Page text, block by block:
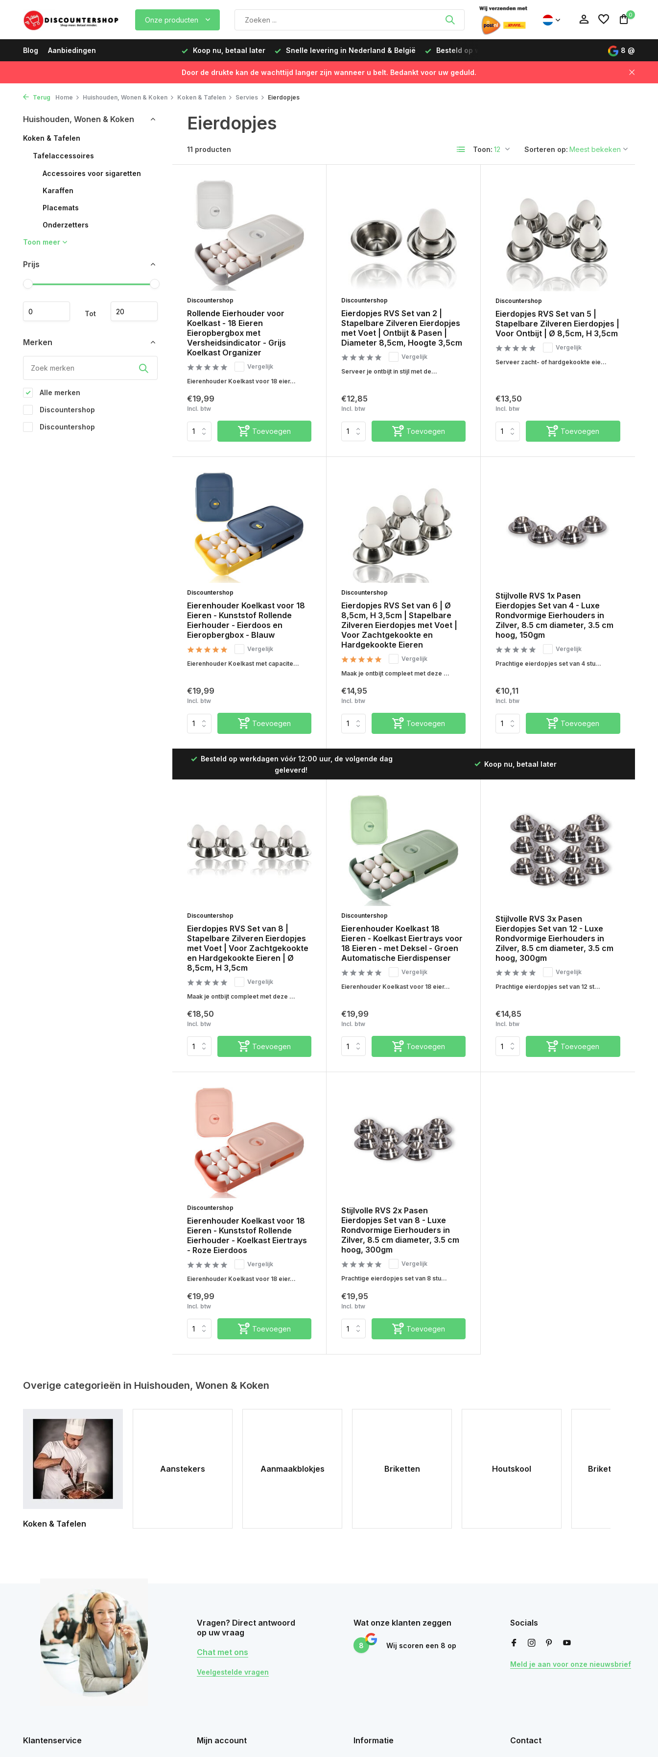
Onze producten
0
Blog Aanbiedingen
vóór 12:00 uur, de volgende dag geleverd! Koop nu, betaal later Snelle levering in Nederland & België Besteld op werkdagen vóór 12:00 uur, de volgende dag
8 @
Door de drukte kan de wachttijd langer zijn wanneer u belt. Bedankt voor uw geduld.
Terug Home Huishouden, Wonen & Koken Koken & Tafelen Servies Eierdopjes
Huishouden, Wonen & Koken
Koken & Tafelen
Tafelaccessoires
Accessoires voor sigaretten
Karaffen
Placemats
Onderzetters
Toon meer
Prijs
Tot
Merken
Alle merken
Discountershop
Discountershop
Eierdopjes
11 producten Toon: Sorteren op:
Discountershop
Rollende Eierhouder voor
Koelkast - 18 Eieren
Eieropbergbox met
Versheidsindicator - Grijs
Koelkast Organizer
Vergelijk
Eierenhouder Koelkast voor 18 eier...
€19,99
Incl. btw
Toevoegen
Discountershop
Eierdopjes RVS Set van 2 |
Stapelbare Zilveren Eierdopjes
met Voet | Ontbijt & Pasen |
Diameter 8,5cm, Hoogte 3,5cm
Vergelijk
Serveer je ontbijt in stijl met de...
€12,85
Incl. btw
Toevoegen
Discountershop
Eierdopjes RVS Set van 5 |
Stapelbare Zilveren Eierdopjes |
Voor Ontbijt | Ø 8,5cm, H 3,5cm
Vergelijk
Serveer zacht- of hardgekookte eie...
€13,50
Incl. btw
Toevoegen
Discountershop
Eierenhouder Koelkast voor 18
Eieren - Kunststof Rollende
Eierhouder - Eierdoos en
Eieropbergbox - Blauw
Vergelijk
Eierenhouder Koelkast met capacite...
€19,99
Incl. btw
Toevoegen
Discountershop
Eierdopjes RVS Set van 6 | Ø
8,5cm, H 3,5cm | Stapelbare
Zilveren Eierdopjes met Voet |
Voor Zachtgekookte en
Hardgekookte Eieren
Vergelijk
Maak je ontbijt compleet met deze ...
€14,95
Incl. btw
Toevoegen
Stijlvolle RVS 1x Pasen
Eierdopjes Set van 4 - Luxe
Rondvormige Eierhouders in
Zilver, 8.5 cm diameter, 3.5 cm
hoog, 150gm
Vergelijk
Prachtige eierdopjes set van 4 stu...
€10,11
Incl. btw
Toevoegen
Besteld op werkdagen vóór 12:00 uur, de volgende dag
geleverd!
Koop nu, betaal later
Discountershop
Eierdopjes RVS Set van 8 |
Stapelbare Zilveren Eierdopjes
met Voet | Voor Zachtgekookte
en Hardgekookte Eieren | Ø
8,5cm, H 3,5cm
Vergelijk
Maak je ontbijt compleet met deze ...
€18,50
Incl. btw
Toevoegen
Discountershop
Eierenhouder Koelkast 18
Eieren - Koelkast Eiertrays voor
18 Eieren - met Deksel - Groen
Automatische Eierdispenser
Vergelijk
Eierenhouder Koelkast voor 18 eier...
€19,99
Incl. btw
Toevoegen
Stijlvolle RVS 3x Pasen
Eierdopjes Set van 12 - Luxe
Rondvormige Eierhouders in
Zilver, 8.5 cm diameter, 3.5 cm
hoog, 300gm
Vergelijk
Prachtige eierdopjes set van 12 st...
€14,85
Incl. btw
Toevoegen
Discountershop
Eierenhouder Koelkast voor 18
Eieren - Kunststof Rollende
Eierhouder - Koelkast Eiertrays
- Roze Eierdoos
Vergelijk
Eierenhouder Koelkast voor 18 eier...
€19,99
Incl. btw
Toevoegen
Stijlvolle RVS 2x Pasen
Eierdopjes Set van 8 - Luxe
Rondvormige Eierhouders in
Zilver, 8.5 cm diameter, 3.5 cm
hoog, 300gm
Vergelijk
Prachtige eierdopjes set van 8 stu...
€19,95
Incl. btw
Toevoegen
Overige categorieën in Huishouden, Wonen & Koken
Koken & Tafelen
Aanstekers Aanmaakblokjes Briketten Houtskool Brikettenstarters
Vragen? Direct antwoord
op uw vraag
Chat met ons
Veelgestelde vragen
Wat onze klanten zeggen
8 Wij scoren een 8 op
Socials
Meld je aan voor onze nieuwsbrief
Klantenservice Mijn account Informatie Contact